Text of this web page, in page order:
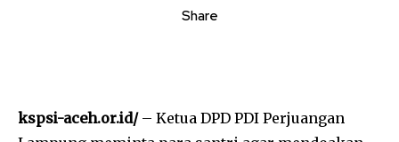
Share
kspsi-aceh.or.id/– Ketua DPD PDI Perjuangan